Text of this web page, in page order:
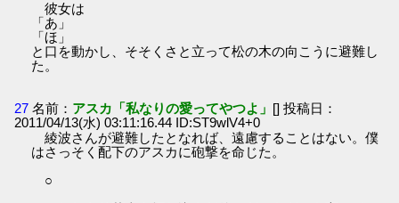
彼女は
「あ」
「ほ」
と口を動かし、そそくさと立って松の木の向こうに避難し
た。
27 名前： アスカ「私なりの愛ってやつよ」 [] 投稿日：
2011/04/13(水) 03:11:16.44 ID:ST9wlV4+0
綾波さんが避難したとなれば、遠慮することはない。僕
はさっそく配下のアスカに砲撃を命じた。
○